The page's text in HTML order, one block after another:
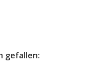
gefallen: